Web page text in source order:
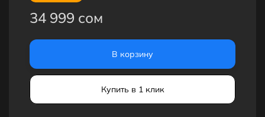
34 999 сом
В корзину
Купить в 1 клик